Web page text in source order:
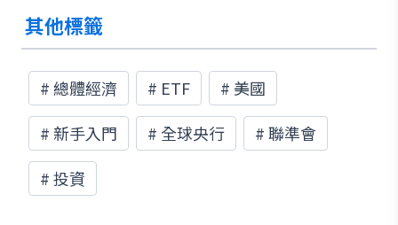
其他標籤
#總體經濟 # ETF # 美國
#新手入門 # 全球央行 #聯準會
#投資